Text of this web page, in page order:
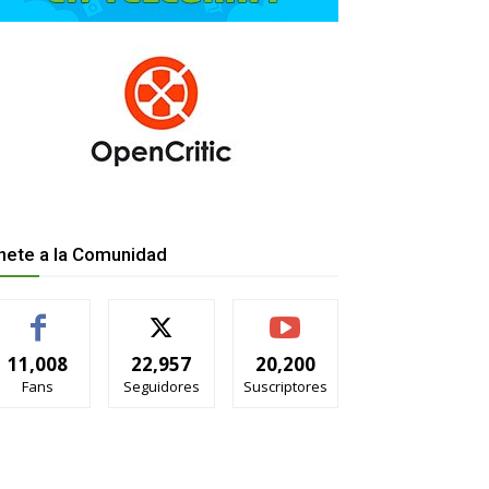
a la Comunidad
11,008
Fans
22,957
Seguidores
20,200
Suscriptores